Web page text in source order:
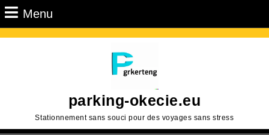
Passer
au
Menu
parking-okecie.eu
Stationnement sans souci pour des voyages sans stress